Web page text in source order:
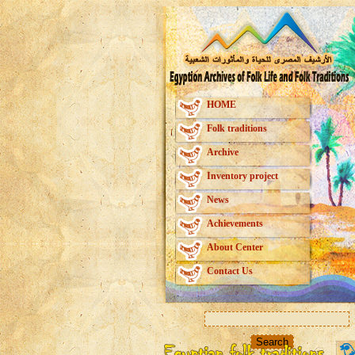
HOME
Folk traditions
Archive
Inventory project
News
Achievements
About Center
Contact Us